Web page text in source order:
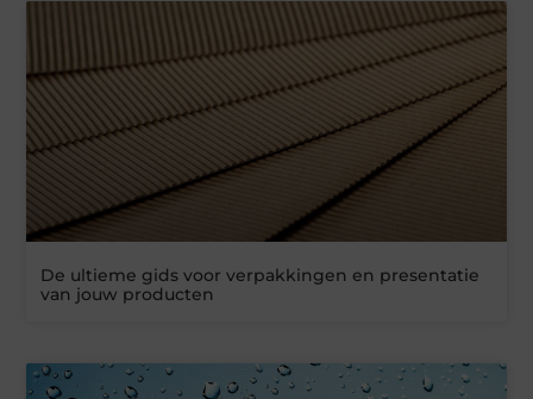
De ultieme gids voor verpakkingen en presentatie
van jouw producten